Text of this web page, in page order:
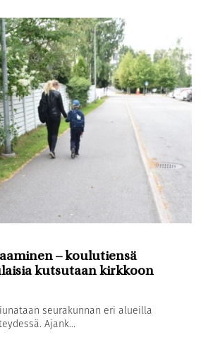
– koulutiensä
kutsutaan kirkkoon
seurakunnan eri alueilla
Ajank...